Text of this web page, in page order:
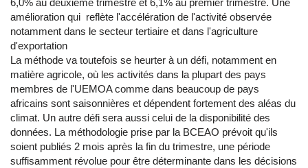
6,0% au deuxième trimestre et 6,1% au premier trimestre. Une
amélioration qui reflète l'accélération de l'activité observée
notamment dans le secteur tertiaire et dans l'agriculture
d'exportation
La méthode va toutefois se heurter à un défi, notamment en
matière agricole, où les activités dans la plupart des pays
membres de l'UEMOA comme dans beaucoup de pays
africains sont saisonnières et dépendent fortement des aléas du
climat. Un autre défi sera aussi celui de la disponibilité des
données. La méthodologie prise par la BCEAO prévoit qu'ils
soient publiés 2 mois après la fin du trimestre, une période
suffisamment révolue pour être déterminante dans les décisions